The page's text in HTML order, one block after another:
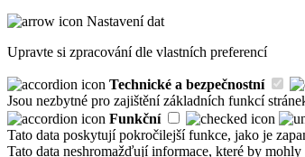
Nastavení dat
Upravte si zpracování dle vlastních preferencí
Technické a bezpečnostní
Jsou nezbytné pro zajištění základních funkcí
Funkční
Tato data poskytují pokročilejší funkce, jako je
Tato data neshromažďují informace, které by